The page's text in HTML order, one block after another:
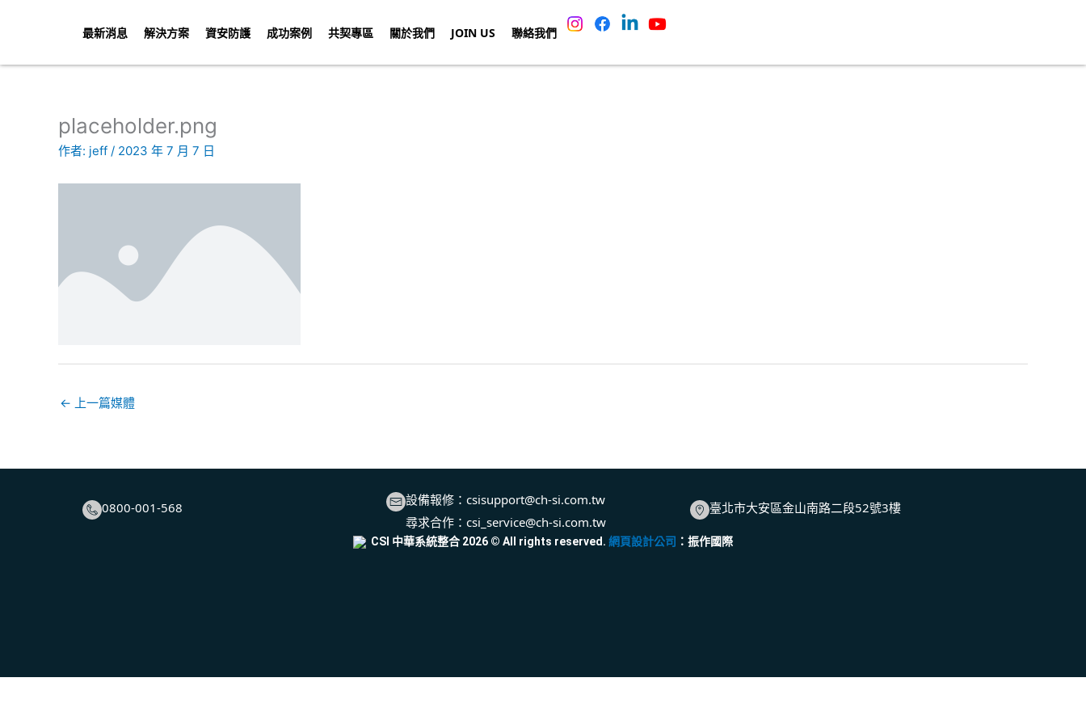
要
最新消息 解決方案 資安防護 成功案例 共契專區 關於我們 JOIN US 聯絡我們
placeholder.png
作者: jeff / 2023 年 7 月 7 日
← 上一篇媒體
0800-001-568 設備報修：csisupport@ch-si.com.tw
尋求合作：csi_service@ch-si.com.tw
臺北市大安區金山南路二段52號3樓
CSI 中華系統整合 2026 © All rights reserved. 網頁設計公司 ：振作國際